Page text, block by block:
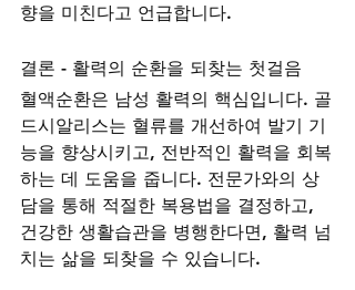
향을 미친다고 언급합니다.
결론 - 활력의 순환을 되찾는 첫걸음
혈액순환은 남성 활력의 핵심입니다. 골
드시알리스는 혈류를 개선하여 발기 기
능을 향상시키고, 전반적인 활력을 회복
하는 데 도움을 줍니다. 전문가와의 상
담을 통해 적절한 복용법을 결정하고,
건강한 생활습관을 병행한다면, 활력 넘
치는 삶을 되찾을 수 있습니다.